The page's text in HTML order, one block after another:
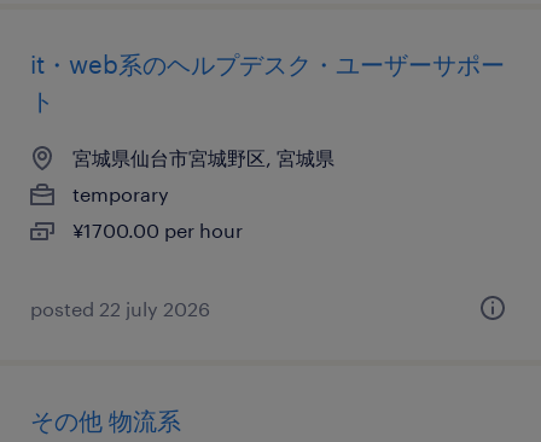
it・web系のヘルプデスク・ユーザーサポー
ト
宮城県仙台市宮城野区, 宮城県
temporary
¥1700.00 per hour
posted 22 july 2026
その他 物流系